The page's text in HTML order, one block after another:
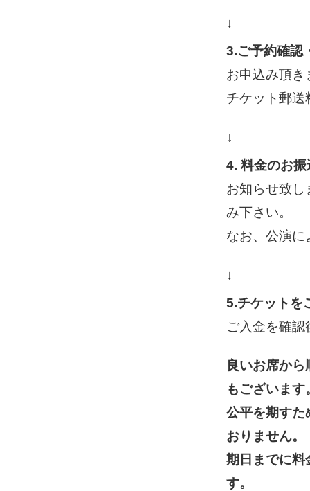
↓
3.ご予約確認
お申込み頂き
チケット郵
↓
4. 料金のお振
お知らせ致し
み下さい。
なお、公演に
↓
5.チケットを
ご入金を確
良いお席か
もございます
公平を期すた
おりません。
期日までに料
す。